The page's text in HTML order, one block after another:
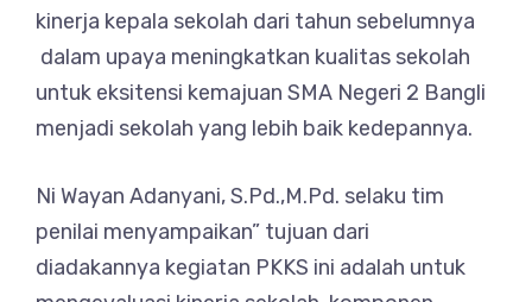
kinerja kepala sekolah dari tahun sebelumnya
dalam upaya meningkatkan kualitas sekolah
untuk eksitensi kemajuan SMA Negeri 2 Bangli
menjadi sekolah yang lebih baik kedepannya.
Ni Wayan Adanyani, S.Pd.,M.Pd. selaku tim
penilai menyampaikan” tujuan dari
diadakannya kegiatan PKKS ini adalah untuk